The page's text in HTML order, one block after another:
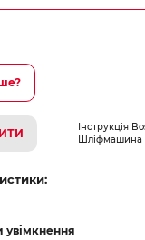
Інструкція
Шліфмашина
увімкнення